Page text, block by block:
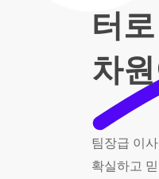
터
차
팀장급 이사
확실하고